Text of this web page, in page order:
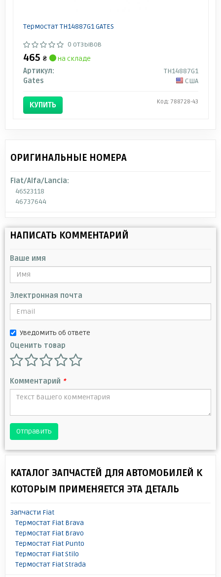
Термостат TH14887G1 GATES
0 отзывов
465 ₴
на складе
Артикул:
TH14887G1
Gates
США
КУПИТЬ Код: 788728-43
ОРИГИНАЛЬНЫЕ НОМЕРА
Fiat/Alfa/Lancia:
46523118
46737644
НАПИСАТЬ КОММЕНТАРИЙ
Ваше имя
Электронная почта
Уведомить об ответе
Оценить товар
Комментарий *
Отправить
КАТАЛОГ ЗАПЧАСТЕЙ ДЛЯ АВТОМОБИЛЕЙ К
КОТОРЫМ ПРИМЕНЯЕТСЯ ЭТА ДЕТАЛЬ
Запчасти Fiat
Термостат Fiat Brava
Термостат Fiat Bravo
Термостат Fiat Punto
Термостат Fiat Stilo
Термостат Fiat Strada